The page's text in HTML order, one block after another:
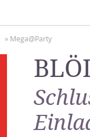
» Mega@Party